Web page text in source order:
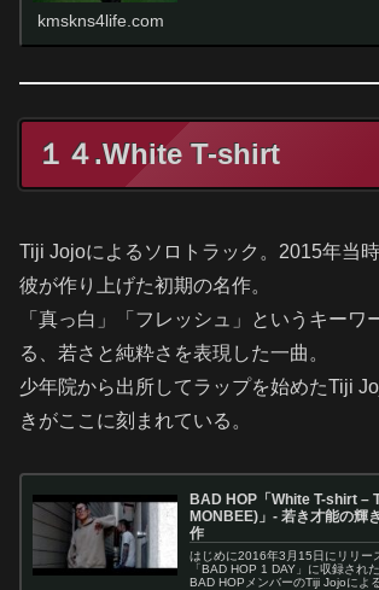
kmskns4life.com
１４.White T-shirt
Tiji Jojoによるソロトラック。2015年当
彼が作り上げた初期の名作。
「真っ白」「フレッシュ」というキーワ
る、若さと純粋さを表現した一曲。
少年院から出所してラップを始めたTiji
きがここに刻まれている。
BAD HOP「White T-shirt –
MONBEE)」- 若き才能の輝
作
はじめに2016年3月15日にリリー
「BAD HOP 1 DAY」に収録され
BAD HOPメンバーのTiji Jojoによ